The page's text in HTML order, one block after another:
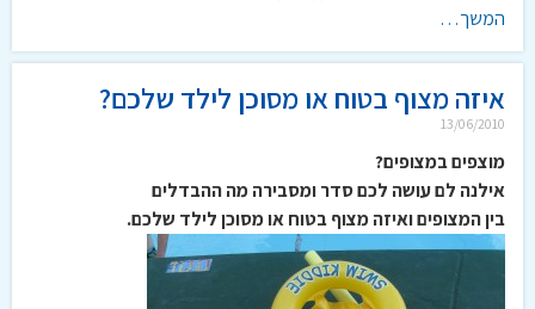
המשך…
איזה מצוף בטוח או מסוכן לילד שלכם?
13/06/2010
מוצפים במצופים?
אילנה לם עושה לכם סדר ומסבירה מה ההבדלים
בין המצופים ואיזה מצוף בטוח או מסוכן לילד שלכם.